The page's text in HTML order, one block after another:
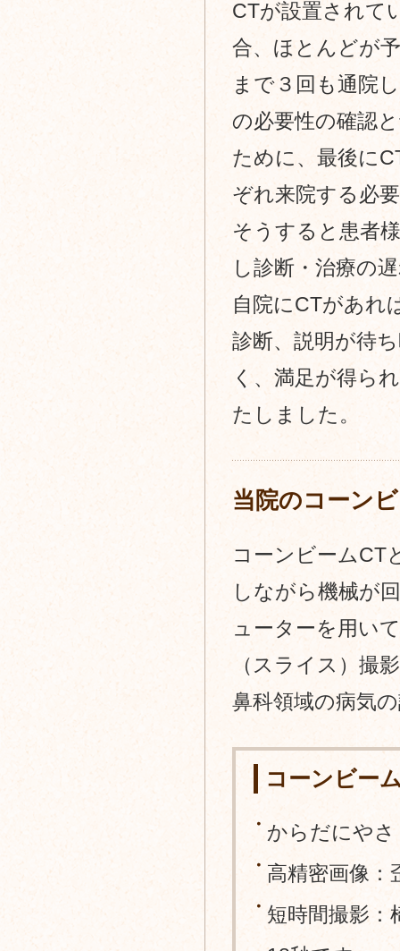
CTが設置されて
合、ほとんどが
まで３回も通院
の必要性の確認
ために、最後に
ぞれ来院する必
そうすると患者
し診断・治療の
自院にCTがあれ
診断、説明が待
く、満足が得ら
たしました。
当院のコーン
コーンビームCT
しながら機械が
ューターを用い
（スライス）撮
鼻科領域の病気
コーンビー
からだにや
高精密画像：
短時間撮影：